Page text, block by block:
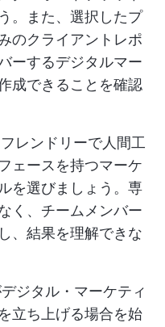
。また、選択したプ
のクライアントレポ
ーするデジタルマー
成できることを確認
レンドリーで人間工
ェースを持つマーケ
を選びましょう。専
く、チームメンバー
、結果を理解できな
デジタル・マーケティ
立ち上げる場合を始